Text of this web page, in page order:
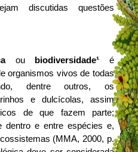
discutidas questões
ou biodiversidade¹ é
organismos vivos de todas
dentre outros, os
e dulcícolas, assim
de que fazem parte;
dentro e entre espécies e,
(MMA, 2000, p.